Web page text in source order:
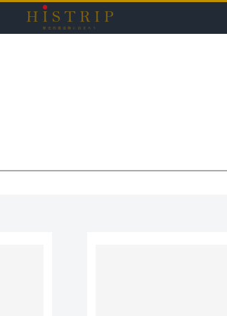
HISTRIP（